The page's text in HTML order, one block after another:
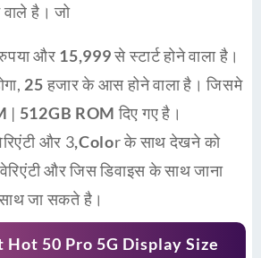
है। जो
और 15,999से स्टार्ट होने वाला है।
25 हजारके आस होने वाला है। जिसमे
| 512GB ROM दिए गए है।
और 3,Color के साथ देखने को
और जिस डिवाइस के साथ जाना
जा सकते है।
50 Pro 5G Display Size